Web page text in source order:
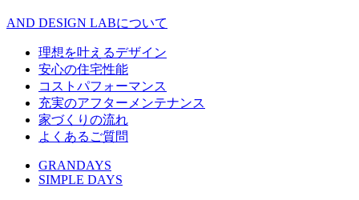
AND DESIGN LABについて
理想を叶えるデザイン
安心の住宅性能
コストパフォーマンス
充実のアフターメンテナンス
家づくりの流れ
よくあるご質問
GRANDAYS
SIMPLE DAYS